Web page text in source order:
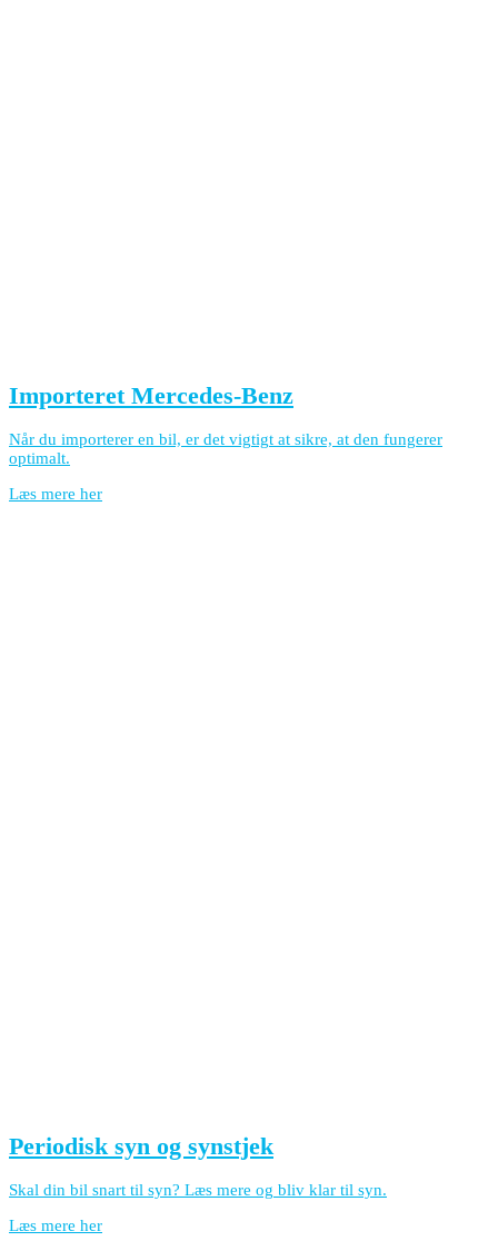
Importeret Mercedes-Benz
Når du importerer en bil, er det vigtigt at sikre, at den fungerer
optimalt.
Læs mere her
Periodisk syn og synstjek
Skal din bil snart til syn? Læs mere og bliv klar til syn.
Læs mere her